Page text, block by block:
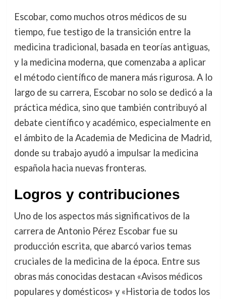
Escobar, como muchos otros médicos de su
tiempo, fue testigo de la transición entre la
medicina tradicional, basada en teorías antiguas,
y la medicina moderna, que comenzaba a aplicar
el método científico de manera más rigurosa. A lo
largo de su carrera, Escobar no solo se dedicó a la
práctica médica, sino que también contribuyó al
debate científico y académico, especialmente en
el ámbito de la Academia de Medicina de Madrid,
donde su trabajo ayudó a impulsar la medicina
española hacia nuevas fronteras.
Logros y contribuciones
Uno de los aspectos más significativos de la
carrera de Antonio Pérez Escobar fue su
producción escrita, que abarcó varios temas
cruciales de la medicina de la época. Entre sus
obras más conocidas destacan «Avisos médicos
populares y domésticos» y «Historia de todos los